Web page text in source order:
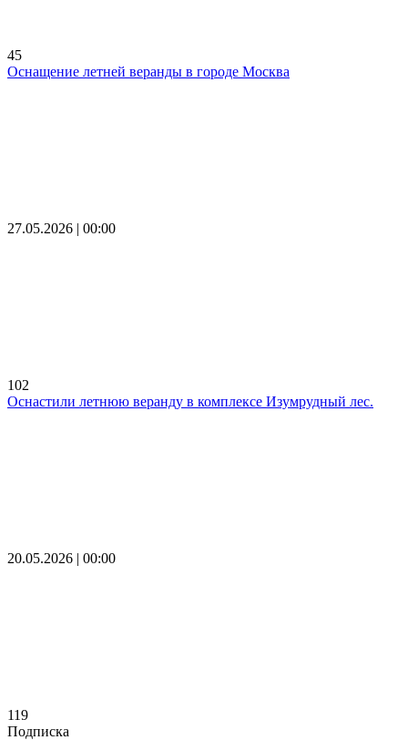
45
Оснащение летней веранды в городе Москва
27.05.2026 | 00:00
102
Оснастили летнюю веранду в комплексе Изумрудный лес.
20.05.2026 | 00:00
119
Подписка